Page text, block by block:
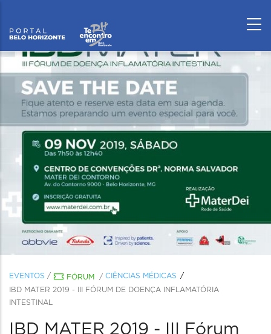
EVENTOS / FÓRUM / CIÊNCIAS MÉDICAS
IBD MATER 2019 - III FÓRUM DE DOENÇA INFLAMATÓRIA
INTESTINAL
IBD MATER 2019 - III Fórum